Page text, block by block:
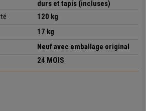
confortables
durs et tapis (incluses)
120 kg
17 kg
Neuf avec emballage original
24 MOIS